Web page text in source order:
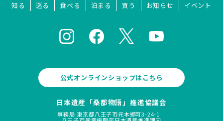
知る 巡る 食べる 泊まる 買う お知らせ イベント
公式オンラインショップはこちら
日本遺産「桑都物語」推進協議会
事務局:東京都八王子市元本郷町3-24-1